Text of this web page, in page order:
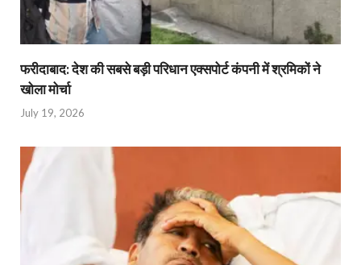
फरीदाबाद: देश की सबसे बड़ी परिधान एक्सपोर्ट कंपनी में श्रमिकों ने
खोला मोर्चा
July 19, 2026